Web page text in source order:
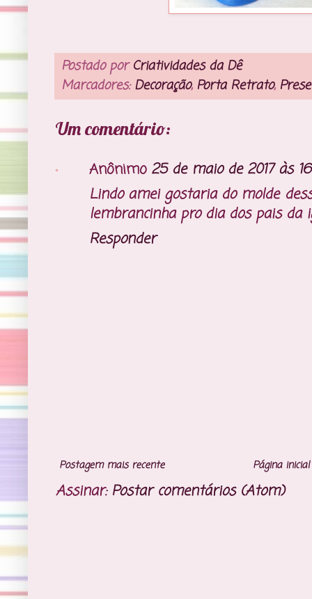
Postado porCriatividades da Dê
Marcadores:Decoração, Porta Retrato,
Um comentário:
Anônimo 25 de maio de 2017 às
Lindo amei gostaria do molde
lembrancinha pro dia dos pais da
Responder
Postagem mais recente Página inicial
Assinar: Postar comentários (Atom)